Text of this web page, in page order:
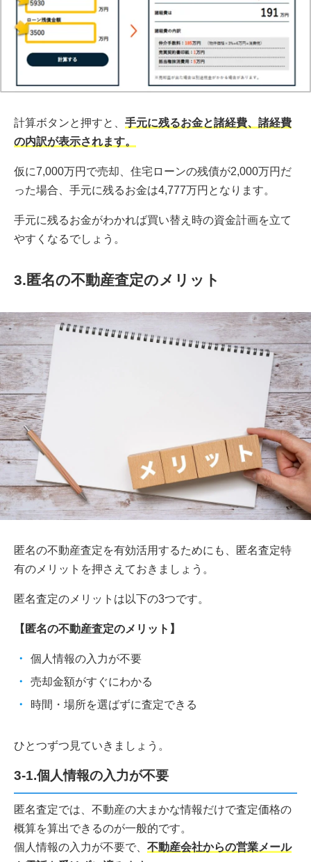
計算ボタンと押すと、 手元に残るお金と諸経費、諸経費
の内訳が表示されます。
仮に7,000万円で売却、住宅ローンの残債が2,000万円だ
った場合、手元に残るお金は4,777万円となります。
手元に残るお金がわかれば買い替え時の資金計画を立て
やすくなるでしょう。
3.匿名の不動産査定のメリット
匿名の不動産査定を有効活用するためにも、匿名査定特
有のメリットを押さえておきましょう。
匿名査定のメリットは以下の3つです。
【匿名の不動産査定のメリット】
個人情報の入力が不要
売却金額がすぐにわかる
時間・場所を選ばずに査定できる
ひとつずつ見ていきましょう。
3-1.個人情報の入力が不要
匿名査定では、不動産の大まかな情報だけで査定価格の
概算を算出できるのが一般的です。
個人情報の入力が不要で、 不動産会社からの営業メール